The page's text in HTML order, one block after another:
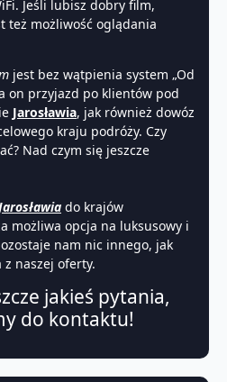
Jeśli lubisz dobry film,
też możliwość oglądania
jest bez wątpienia system „Od
on przyjazd po klientów pod
Jarosławia, jak również dowóz
kraju podróży. Czy
Nad czym się jeszcze
do krajów
możliwa opcja na luksusowy i
nam nic innego, jak
naszej oferty.
jakieś pytania,
do kontaktu!